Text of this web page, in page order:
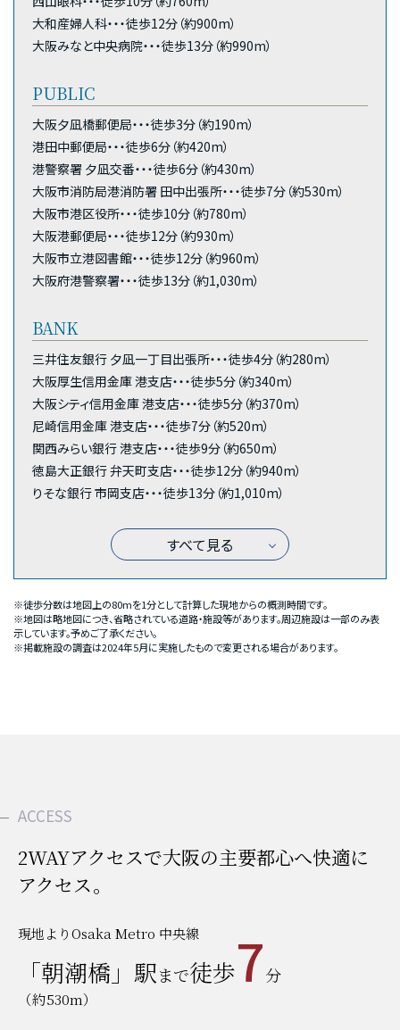
大和産婦人科・・・徒歩12分（約900m）
大阪みなと中央病院・・・徒歩13分（約990m）
PUBLIC
大阪夕凪橋郵便局・・・徒歩3分（約190m）
港田中郵便局・・・徒歩6分（約420m）
港警察署 夕凪交番・・・徒歩6分（約430m）
大阪市消防局港消防署 田中出張所・・・徒歩7分（約530m）
大阪市港区役所・・・徒歩10分（約780m）
大阪港郵便局・・・徒歩12分（約930m）
大阪市立港図書館・・・徒歩12分（約960m）
大阪府港警察署・・・徒歩13分（約1,030m）
BANK
三井住友銀行 夕凪一丁目出張所・・・徒歩4分（約280m）
大阪厚生信用金庫 港支店・・・徒歩5分（約340m）
大阪シティ信用金庫 港支店・・・徒歩5分（約370m）
尼崎信用金庫 港支店・・・徒歩7分（約520m）
関西みらい銀行 港支店・・・徒歩9分（約650m）
徳島大正銀行 弁天町支店・・・徒歩12分（約940m）
りそな銀行 市岡支店・・・徒歩13分（約1,010m）
すべて見る
※徒歩分数は地図上の80mを1分として計算した現地からの概測時間です。
※地図は略地図につき、省略されている道路・施設等があります。周辺施設は一部のみ表
示しています。予めご了承ください。
※掲載施設の調査は2024年5月に実施したもので変更される場合があります。
ACCESS
2WAYアクセスで大阪の主要都心へ快適に
アクセス。
現地よりOsaka Metro 中央線
「朝潮橋」駅まで徒歩7分
（約530m）